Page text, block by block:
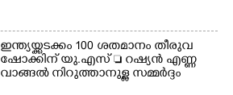
ഇന്ത്യയ്ക്കടക്കം 100 ശതമാനം തീരുവ
ഷോക്കിന് യു.എസ്  റഷ്യൻ എണ്ണ
വാങ്ങൽ നിറുത്താനുള്ള സമ്മർദ്ദം